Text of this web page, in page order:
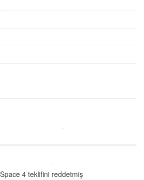
4 teklifini reddetmiş